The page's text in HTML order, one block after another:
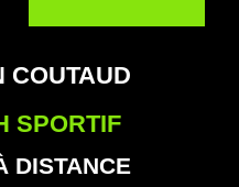
COUTAUD
SPORTIF
DISTANCE